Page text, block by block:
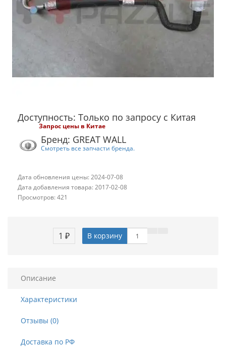
Доступность: Только по запросу с Китая
Запрос цены в Китае
Бренд: GREAT WALL
Смотреть все запчасти бренда.
Дата обновления цены: 2024-07-08
Дата добавления товара: 2017-02-08
Просмотров: 421
1 ₽ В корзину
Описание
Характеристики
Отзывы (0)
Доставка по РФ